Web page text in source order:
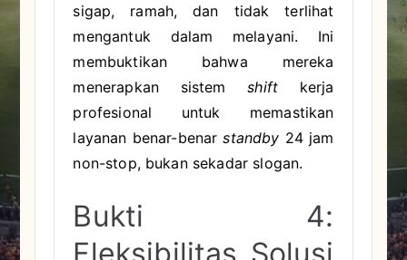
sigap, ramah, dan tidak terlihat
mengantuk dalam melayani. Ini
membuktikan bahwa mereka
menerapkan sistemshift kerja
profesional untuk memastikan
layanan benar-benarstandby 24 jam
non-stop, bukan sekadar slogan.
Bukti 4:
Fleksibilitas Solusi